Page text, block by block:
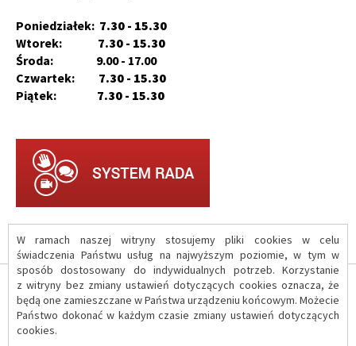
W ramach naszej witryny stosujemy pliki cookies w celu
świadczenia Państwu usług na najwyższym poziomie, w tym w
sposób dostosowany do indywidualnych potrzeb. Korzystanie
z witryny bez zmiany ustawień dotyczących cookies oznacza, że
będą one zamieszczane w Państwa urządzeniu końcowym. Możecie
Państwo dokonać w każdym czasie zmiany ustawień dotyczących
cookies.
Poniedziałek: 7.30 - 15.30
Wtorek: 7.30 - 15.30
Środa: 9.00 - 17.00
Czwartek: 7.30 - 15.30
Piątek: 7.30 - 15.30
O serwisie
Polityka prywatności